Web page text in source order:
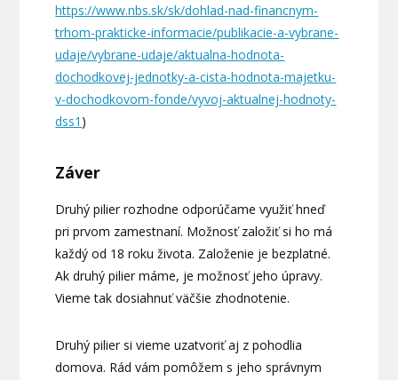
https://www.nbs.sk/sk/dohlad-nad-financnym-
trhom-prakticke-informacie/publikacie-a-vybrane-
udaje/vybrane-udaje/aktualna-hodnota-
dochodkovej-jednotky-a-cista-hodnota-majetku-
v-dochodkovom-fonde/vyvoj-aktualnej-hodnoty-
dss1 )
Záver
Druhý pilier rozhodne odporúčame využiť hneď
pri prvom zamestnaní. Možnosť založiť si ho má
každý od 18 roku života. Založenie je bezplatné.
Ak druhý pilier máme, je možnosť jeho úpravy.
Vieme tak dosiahnuť väčšie zhodnotenie.
Druhý pilier si vieme uzatvoriť aj z pohodlia
domova. Rád vám pomôžem s jeho správnym